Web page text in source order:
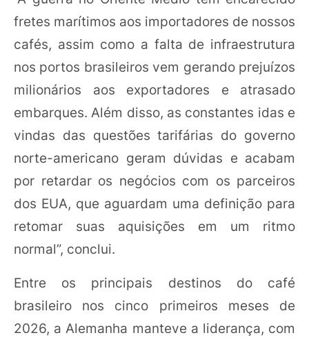
fretes marítimos aos importadores de nossos
cafés, assim como a falta de infraestrutura
nos portos brasileiros vem gerando prejuízos
milionários aos exportadores e atrasado
embarques. Além disso, as constantes idas e
vindas das questões tarifárias do governo
norte-americano geram dúvidas e acabam
por retardar os negócios com os parceiros
dos EUA, que aguardam uma definição para
retomar suas aquisições em um ritmo
normal”, conclui.
Entre os principais destinos do café
brasileiro nos cinco primeiros meses de
2026, a Alemanha manteve a liderança, com